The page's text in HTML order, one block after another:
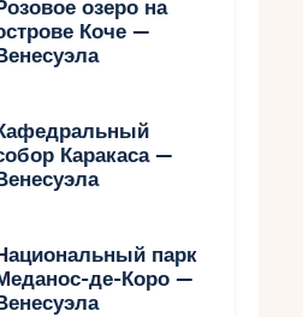
озеро на
Коче —
Каракаса —
парк
де-Коро —